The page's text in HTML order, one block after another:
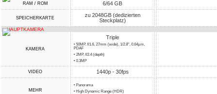
RAM / ROM 6/64 GB
SPEICHERKARTE
zu 2048GB (dedizierten
Steckplatz)
HAUPTKAMERA
KAMERA
Triple
• 50MP, f/1.6, 27mm (wide), 1/2.8", 0.64µm,
PDAF
• 2MP, f/2.4 (depth)
• 0.3MP
VIDEO 1440p - 30fps
MEHR
• Panorama
• High Dynamic Range (HDR)